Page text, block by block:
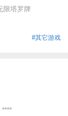
限塔罗牌
#其它游戏